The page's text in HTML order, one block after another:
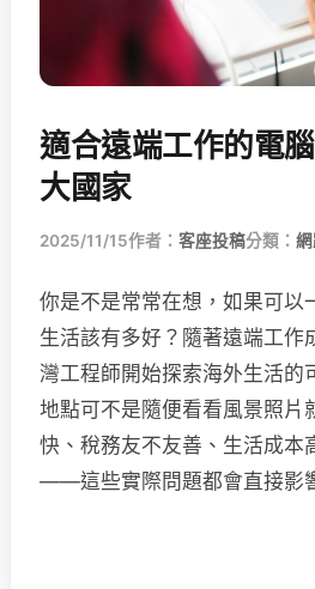
適合遠端工作的電
大國家
2025/11/15作者： 客座投稿分類：
你是不是常常在想，如果可以
生活該有多好？隨著遠端工作
灣工程師開始探索海外生活的
地點可不是隨便看看風景照片
快、稅務友不友善、生活成本
——這些實際問題都會直接影